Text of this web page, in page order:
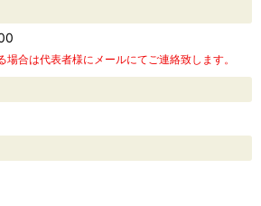
スタッフ紹介
よくある質問
参加者の声
合は代表者様にメールにてご連絡致します。